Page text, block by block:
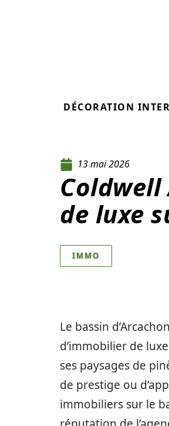
DÉCORATION
13 mai 2026
de luxe
IMMO
Le bassin
d’immobilier de
ses paysages de
de prestige ou
immobiliers sur le